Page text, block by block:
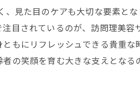
見た目のケアも大切な要素と
目されているのが、訪問理美容
もにリフレッシュできる貴重な
の笑顔を育む大きな支えとなる